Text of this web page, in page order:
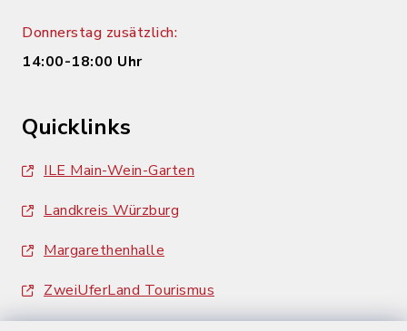
Donnerstag zusätzlich:
14:00-18:00 Uhr
Quicklinks
ILE Main-Wein-Garten
Landkreis Würzburg
Margarethenhalle
ZweiUferLand Tourismus